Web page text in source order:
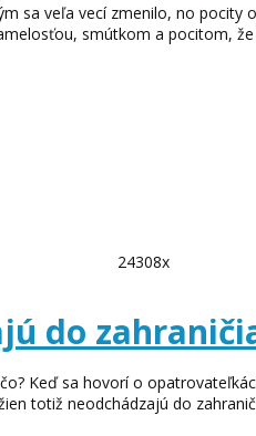
sa veľa vecí zmenilo, no
smútkom a pocitom,
24308x
do
Keď sa hovorí o
totiž neodchádzajú do